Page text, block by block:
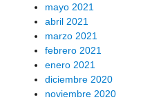
mayo 2021
abril 2021
marzo 2021
febrero 2021
enero 2021
diciembre 2020
noviembre 2020